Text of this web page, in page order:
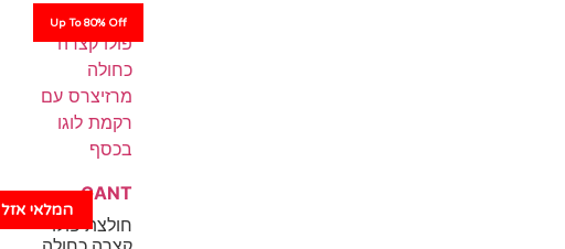
Up To 80% Off
המלאי אזל
GANT
חולצת פולו